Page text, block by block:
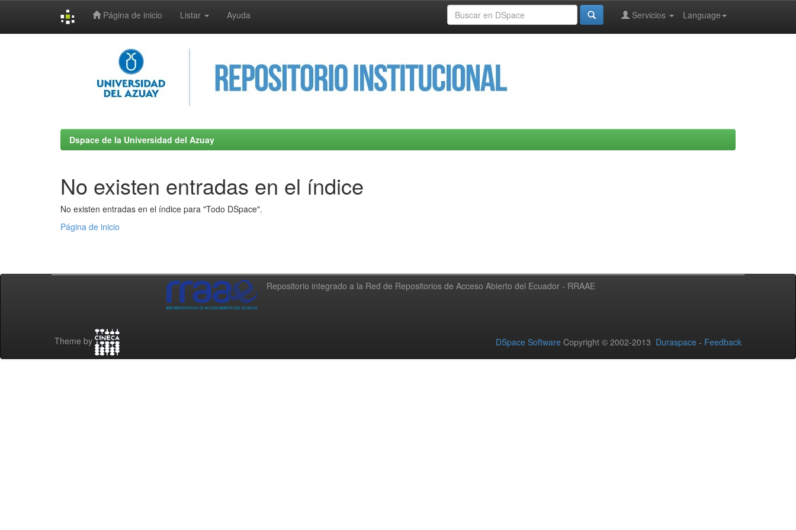
Página de inicio Listar Ayuda Language
Servicios
Dspace de la Universidad del Azuay
No existen entradas en el índice
No existen entradas en el índice para "Todo DSpace".
Página de inicio
Repositorio integrado a la Red de Repositorios de Acceso Abierto del Ecuador - RRAAE
Theme by DSpace Software Copyright © 2002-2013 Duraspace - Feedback